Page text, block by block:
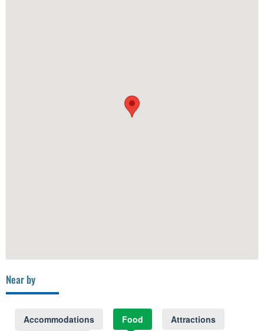
Near by
Accommodations Food
Attractions